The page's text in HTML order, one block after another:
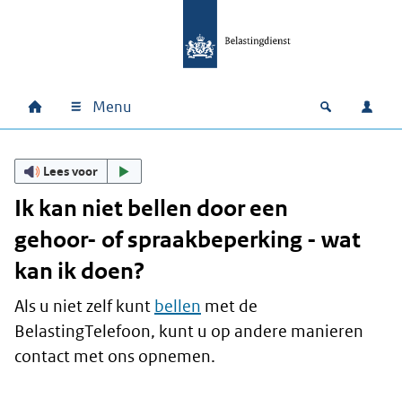
Hoofdnavigatie
Home Menu Open
Lees voor
Ik kan niet bellen door een
gehoor- of spraakbeperking - wat
kan ik doen?
Als u niet zelf kunt bellen met de
BelastingTelefoon, kunt u op andere manieren
contact met ons opnemen.